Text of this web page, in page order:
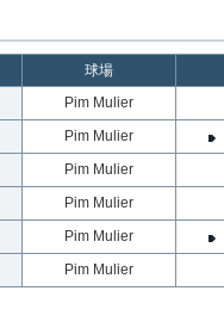
球場
Pim Mulier
Pim Mulier
Pim Mulier
Pim Mulier
Pim Mulier
Pim Mulier